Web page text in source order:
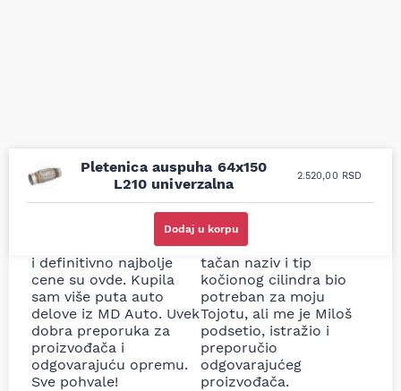
Pletenica auspuha 64x150
L210 univerzalna
2.520,00 RSD
Dodaj u korpu
Uporedila sam sve
prodavnice auto delova
i definitivno najbolje
cene su ovde. Kupila
sam više puta auto
delove iz MD Auto. Uvek
dobra preporuka za
proizvođača i
odgovarajuću opremu.
Sve pohvale!
Odlična usluga i
ljubazni prodavci.
Nisam bio siguran koji je
tačan naziv i tip
kočionog cilindra bio
potreban za moju
Tojotu, ali me je Miloš
podsetio, istražio i
preporučio
odgovarajućeg
proizvođača.